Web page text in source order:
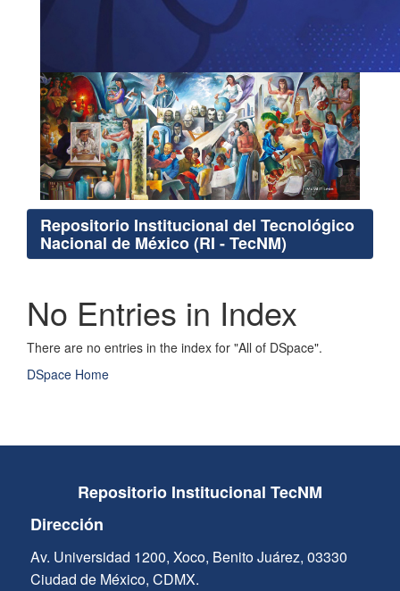
Repositorio Institucional del Tecnológico
Nacional de México (RI - TecNM)
No Entries in Index
There are no entries in the index for "All of DSpace".
DSpace Home
Repositorio Institucional TecNM
Dirección
Av. Universidad 1200, Xoco, Benito Juárez, 03330
Ciudad de México, CDMX.